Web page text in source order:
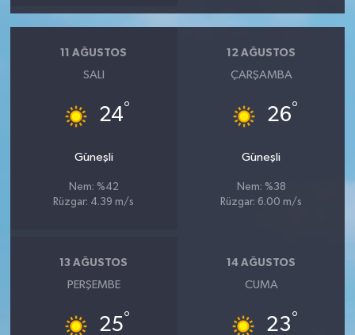
11 AĞUSTOS
SALI
24°
Güneşli
Nem: %42
Rüzgar: 4.39 m/s
12 AĞUSTOS
ÇARŞAMBA
26°
Güneşli
Nem: %38
Rüzgar: 6.00 m/s
13 AĞUSTOS
PERŞEMBE
25°
14 AĞUSTOS
CUMA
23°